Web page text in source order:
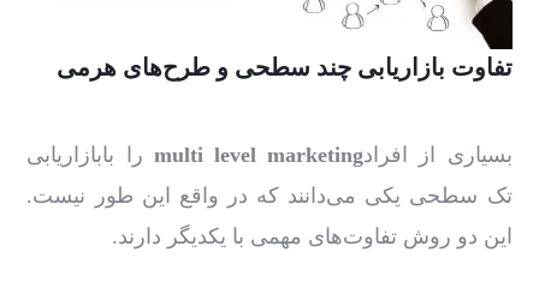
تفاوت بازاریابی چند سطحی و طرح‌های هرمی
بسیاری از افرادmulti level marketing را بابازاریابی
تک سطحی یکی می‌دانند که در واقع این طور نیست.
این دو روش تفاوت‌های مهمی با یکدیگر دارند.